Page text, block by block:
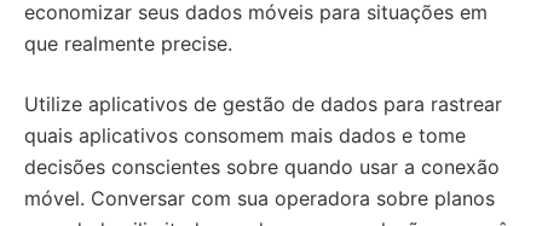
economizar seus dados móveis para situações em
que realmente precise.
Utilize aplicativos de gestão de dados para rastrear
quais aplicativos consomem mais dados e tome
decisões conscientes sobre quando usar a conexão
móvel. Conversar com sua operadora sobre planos